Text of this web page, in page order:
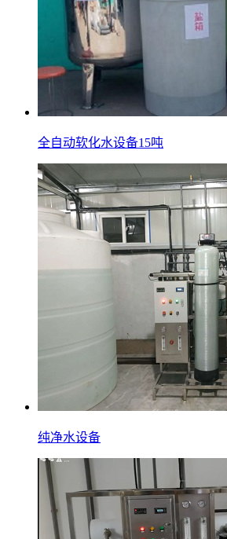
全自动软化水设备15吨
纯净水设备